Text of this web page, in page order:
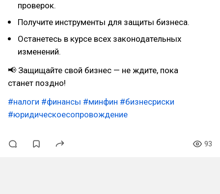
проверок.
Получите инструменты для защиты бизнеса.
Останетесь в курсе всех законодательных
изменений.
📢 Защищайте свой бизнес — не ждите, пока
станет поздно!
#налоги #финансы #минфин #бизнесриски
#юридическоесопровождение
93